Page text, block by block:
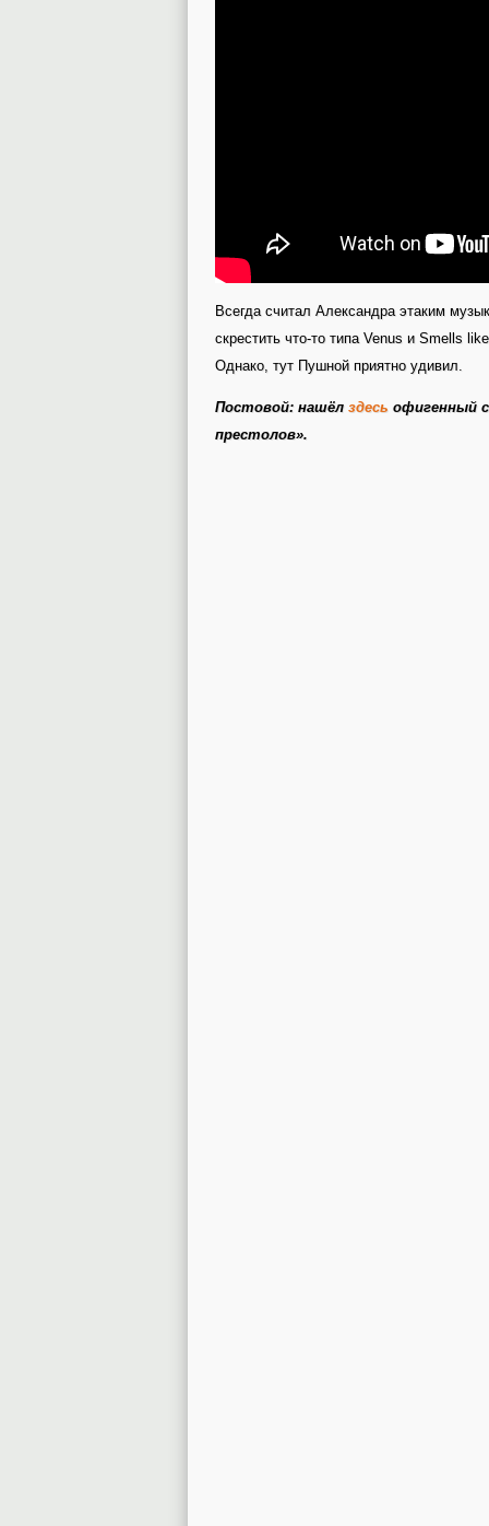
Всегда считал Александра этаким
скрестить что-то типа Venus и Smells
Однако, тут Пушной приятно удивил.
Постовой: нашёл здесь офигенный
престолов».